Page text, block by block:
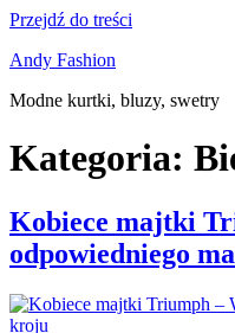
Przejdź do treści
Andy Fashion
Modne kurtki, bluzy, swetry
Kategoria:
Kobiece majtki
odpowiedniego